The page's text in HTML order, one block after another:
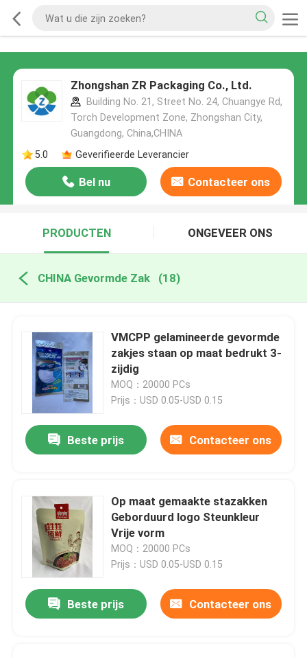
Zhongshan ZR Packaging Co., Ltd.
Building No. 21, Street No. 24, Chuangye Rd,
Torch Development Zone, Zhongshan City,
Guangdong, China,CHINA
5.0
Geverifieerde Leverancier
Bel nu Contacteer ons
PRODUCTEN ONGEVEER ONS
CHINA Gevormde Zak (18)
VMCPP gelamineerde gevormde
zakjes staan ​​op maat bedrukt 3-
zijdig
MOQ：20000 PCs
Prijs：USD 0.05-USD 0.15
Beste prijs Contacteer ons
Op maat gemaakte stazakken
Geborduurd logo Steunkleur
Vrije vorm
MOQ：20000 PCs
Prijs：USD 0.05-USD 0.15
Beste prijs Contacteer ons